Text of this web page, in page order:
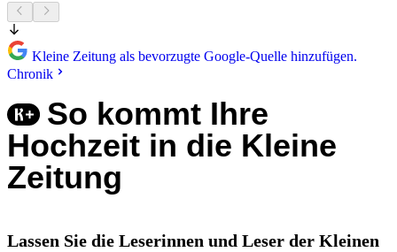
Kleine Zeitung als bevorzugte Google-Quelle hinzufügen.
Chronik
So kommt Ihre
Hochzeit in die Kleine
Zeitung
Lassen Sie die Leserinnen und Leser der Kleinen